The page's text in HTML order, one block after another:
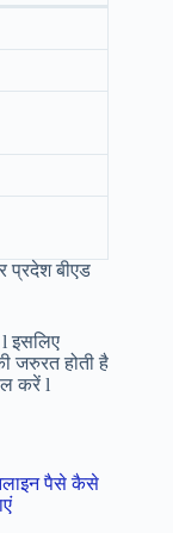
प्रदेश बीएड
l इसलिए
जरुरत होती है
करें l
पैसे कैसे